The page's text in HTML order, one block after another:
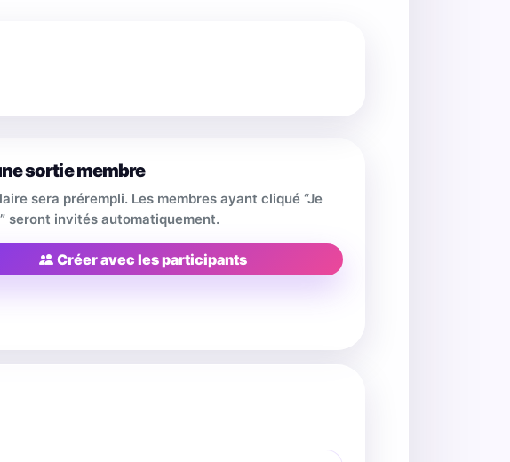
sortie membre
sera prérempli. Les membres ayant cliqué “Je
seront invités automatiquement.
Créer avec les participants